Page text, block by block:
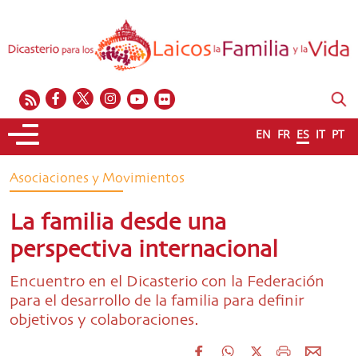
EN FR ES IT PT
Asociaciones y Movimientos
La familia desde una
perspectiva internacional
Encuentro en el Dicasterio con la Federación
para el desarrollo de la familia para definir
objetivos y colaboraciones.